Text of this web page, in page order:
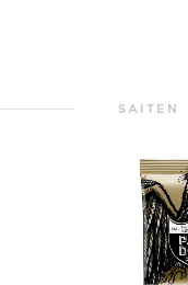
SAITEN